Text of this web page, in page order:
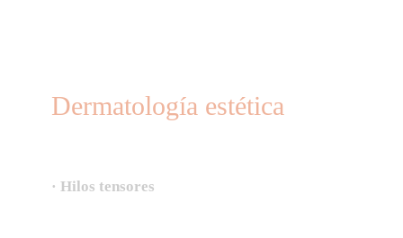
Dermatología estética
· Hilos tensores